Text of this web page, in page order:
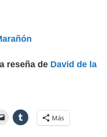
reseña de David de la
Más